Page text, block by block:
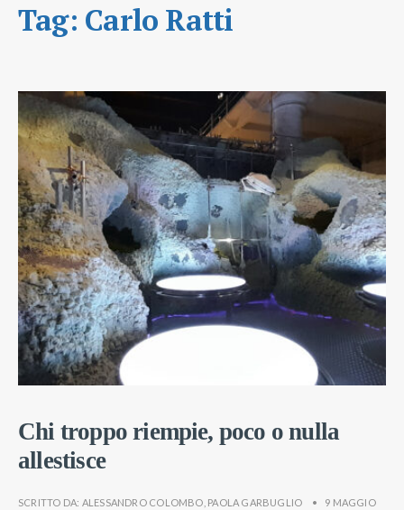
Tag: Carlo Ratti
Chi troppo riempie, poco o nulla
allestisce
SCRITTO DA: ALESSANDRO COLOMBO PAOLA GARBUGLIO •
9 MAGGIO